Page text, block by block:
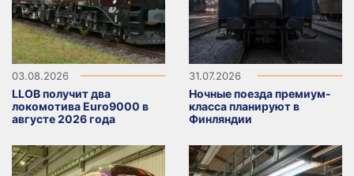
03.08.2026
LLOB получит два
локомотива Euro9000 в
августе 2026 года
31.07.2026
Ночные поезда премиум-
класса планируют в
Финляндии